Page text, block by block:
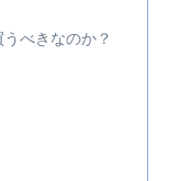
べきなのか？